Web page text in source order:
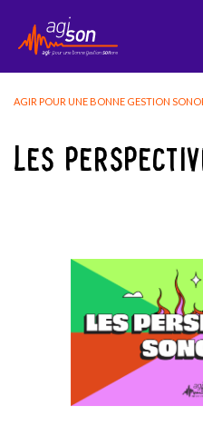
AGIR POUR UNE BONNE GESTION
LES